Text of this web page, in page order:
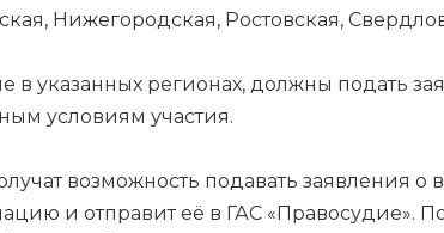
Нижегородская, Ростовская,
указанных регионах, должны подать
условиям участия.
возможность подавать заявления о
и отправит её в ГАС «Правосудие».